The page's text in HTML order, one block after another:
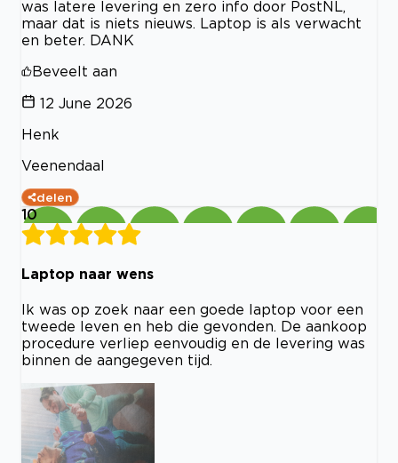
was latere levering en zero info door PostNL,
maar dat is niets nieuws. Laptop is als verwacht
en beter. DANK
Beveelt aan
12 June 2026
Henk
Veenendaal
delen
10
Laptop naar wens
Ik was op zoek naar een goede laptop voor een
tweede leven en heb die gevonden. De aankoop
procedure verliep eenvoudig en de levering was
binnen de aangegeven tijd.